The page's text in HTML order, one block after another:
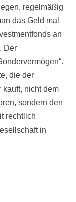
regelmäßig
das Geld mal
an
Der
die der
kauft, nicht dem
sondern den
rechtlich
in